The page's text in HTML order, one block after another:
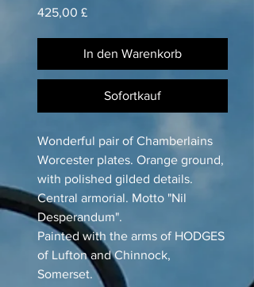
425,00 £Preis
In den Warenkorb
Sofortkauf
Wonderful pair of Chamberlains
Worcester plates. Orange ground,
with polished gilded details.
Central armorial. Motto "Nil
Desperandum".
Painted with the arms of HODGES
of Lufton and Chinnock,
Somerset.